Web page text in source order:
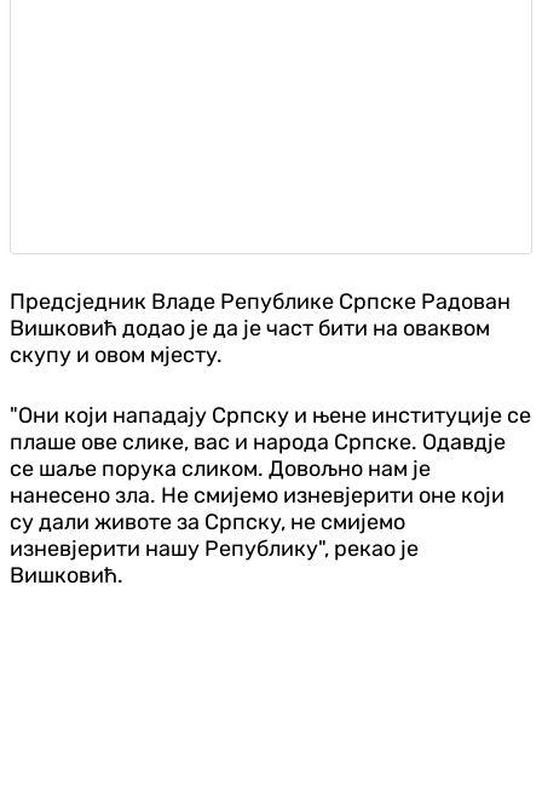
Предсједник Владе Републике Српске Радован
Вишковић додао је да је част бити на оваквом
скупу и овом мјесту.
"Они који нападају Српску и њене институције се
плаше ове слике, вас и народа Српске. Одавдје
се шаље порука сликом. Довољно нам је
нанесено зла. Не смијемо изневјерити оне који
су дали животе за Српску, не смијемо
изневјерити нашу Републику", рекао је
Вишковић.